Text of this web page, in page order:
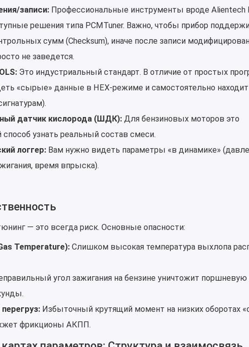
записи:Профессиональные инструменты вроде Alientech
решения типа PCMTuner. Важно, чтобы прибор
сумм (Checksum), иначе после записи
не заведется.
Это индустриальный стандарт. В отличие от простых
«сырые» данные в HEX-режиме и самостоятельно
датчик кислорода (ШДК):Для бензиновых моторов это
узнать реальный состав смеси.
логгер:Вам нужно видеть параметры «в динамике»
время впрыска).
— это всегда риск. Основные опасности:
Temperature):Слишком высокая температура выхлопа
угол зажигания на бензине уничтожит поршневую
Избыточный крутящий момент на низких оборотах
фрикционы АКПП.